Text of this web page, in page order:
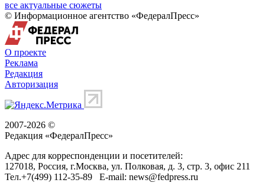
все актуальные сюжеты
© Информационное агентство «ФедералПресс»
О проекте
Реклама
Редакция
Авторизация
2007-2026 ©
Редакция «ФедералПресс»
Адрес для корреспонденции и посетителей:
127018, Россия, г.Москва, ул. Полковая, д. 3, стр. 3, офис 211
Тел.+7(499) 112-35-89 E-mail: news@fedpress.ru